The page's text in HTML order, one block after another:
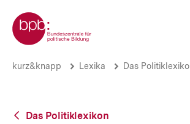
zum
Seiteninhalt
springen
Zur Startseite der bpb
Einkommensteuer
Brotkrümelnavigation
Pfadnavigation
kurz&knapp Lexika Das
Zurück
Das Politiklexikon